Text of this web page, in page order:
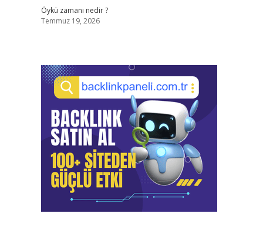
Öykü zamanı nedir ?
Temmuz 19, 2026